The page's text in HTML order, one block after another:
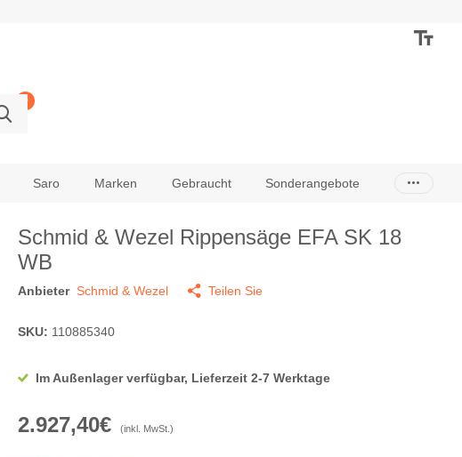
0
Saro Marken Gebraucht Sonderangebote
Schmid & Wezel Rippensäge EFA SK 18
WB
Anbieter Schmid & Wezel Teilen Sie
SKU: 110885340
Im Außenlager verfügbar, Lieferzeit 2-7 Werktage
2.927,40€ (inkl. MwSt.)